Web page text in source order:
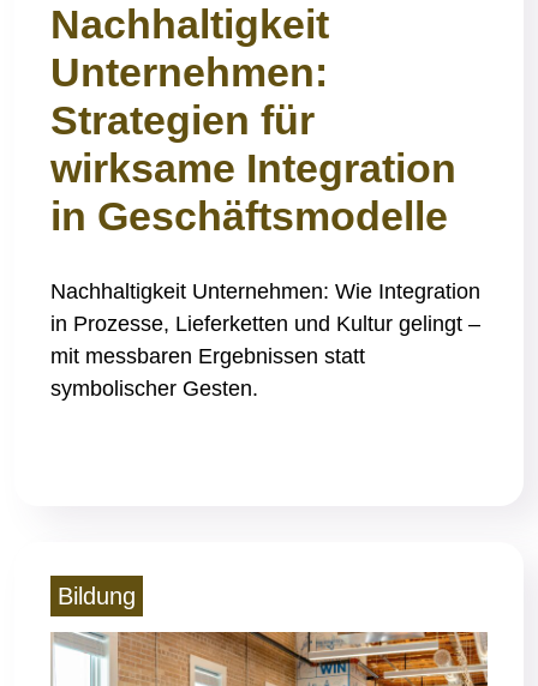
Nachhaltigkeit
Unternehmen:
Strategien für
wirksame Integration
in Geschäftsmodelle
Nachhaltigkeit Unternehmen: Wie Integration
in Prozesse, Lieferketten und Kultur gelingt –
mit messbaren Ergebnissen statt
symbolischer Gesten.
Bildung